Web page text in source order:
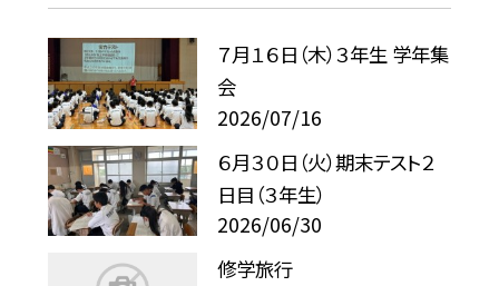
７月１６日（木）３年生 学年集
会
2026/07/16
６月３０日（火）期末テスト２
日目（３年生）
2026/06/30
修学旅行